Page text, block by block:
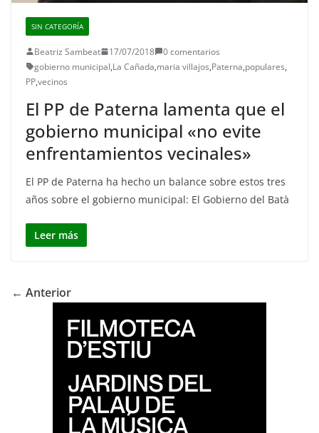
SIN CATEGORÍA
Beatriz Sambeat 17/07/2018
0 comentarios
gobierno municipal,La Cañada,maria villajos,Paterna,populares,
PP,vecinos
El PP de Paterna lamenta que el
gobierno municipal «no evite
enfrentamientos vecinales»
El PP de Paterna ha hecho un balance sobre estos tres
años sobre el gobierno municipal: El Gobierno del Batà
Leer más
← Anterior